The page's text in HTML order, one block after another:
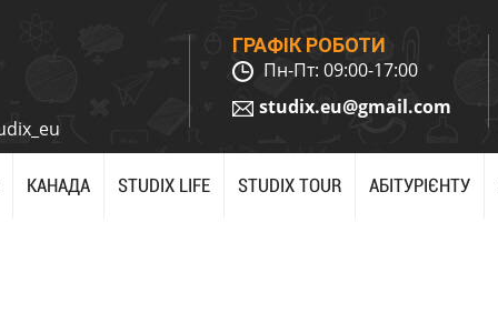
ГРАФІК РОБОТИ
Пн-Пт: 09:00-17:00
studix.eu@gmail.com
КАНАДА STUDIX LIFE STUDIX TOUR АБІТУРІЄНТУ